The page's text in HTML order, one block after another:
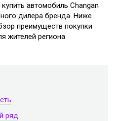
автомобиль Changan
дилера бренда. Ниже
преимуществ покупки
жителей региона
ряд